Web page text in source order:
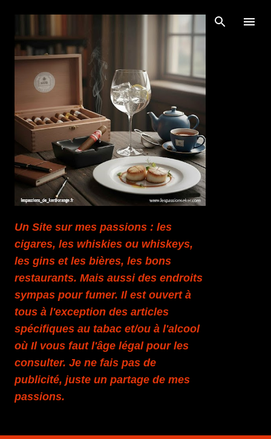
Accéder au contenu principal
Un Site sur mes passions : les
cigares, les whiskies ou whiskeys,
les gins et les bières, les bons
restaurants. Mais aussi des endroits
sympas pour fumer. Il est ouvert à
tous à l'exception des articles
spécifiques au tabac et/ou à l'alcool
où Il vous faut l'âge légal pour les
consulter. Je ne fais pas de
publicité, juste un partage de mes
passions.